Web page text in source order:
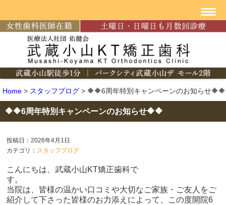
Home > スタッフブログ > 🔶🔶6周年特別キャンペーンのお知らせ🔶🔶
🔶🔶6周年特別キャンペーンのお知らせ🔶🔶
投稿日：2026年4月1日
カテゴリ： スタッフブログ
こんにちは、武蔵小山KT矯正歯科で
す
当院は、 皆様の温かい口コミや大切なご家族・ご友人をご
紹介して下さった皆様のお力添えによって、この度開院6